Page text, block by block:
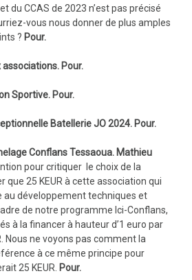
du CCAS de 2023 n’est pas précisé
vous nous donner de plus amples
? Pour.
associations. Pour.
Sportive. Pour.
Batellerie JO 2024. Pour.
Conflans Tessaoua. Mathieu
pour critiquer le choix de la
que 25 KEUR à cette association qui
au développement techniques et
de notre programme Ici-Conflans,
à la financer à hauteur d’1 euro par
Nous ne voyons pas comment la
à ce même principe pour
25 KEUR. Pour.